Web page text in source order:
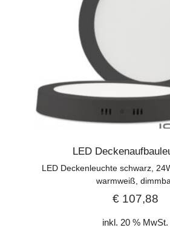
LED
LED Deckenleuchte schwarz,
warmweiß,
€107,88
inkl. 20 % MwSt.